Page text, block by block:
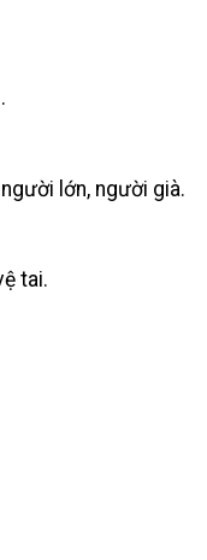
lớn, người già.
tai.